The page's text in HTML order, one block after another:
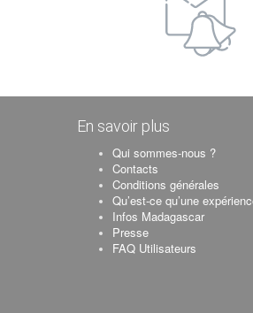
En savoir plus
Qui sommes-nous ?
Contacts
Conditions générales
Qu’est-ce qu’une
Infos Madagascar
Presse
FAQ Utilisateurs